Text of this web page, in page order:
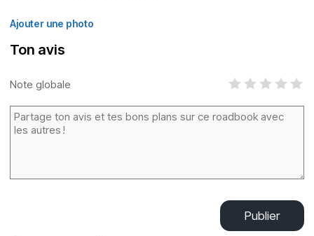
Ajouter une photo
Ton avis
Note globale
Publier